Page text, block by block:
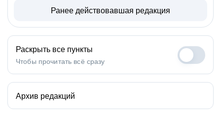
Ранее действовавшая редакция
Раскрыть все пункты
Чтобы прочитать всё сразу
Архив редакций